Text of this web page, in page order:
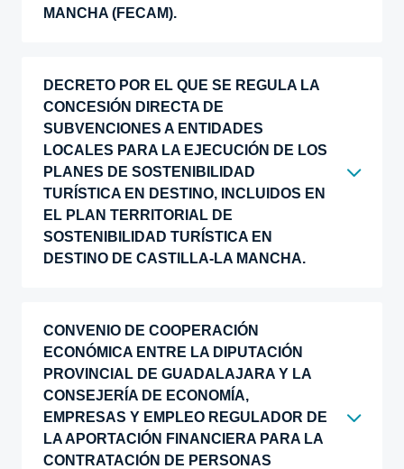
MANCHA (FECAM).
DECRETO POR EL QUE SE REGULA LA
CONCESIÓN DIRECTA DE
SUBVENCIONES A ENTIDADES
LOCALES PARA LA EJECUCIÓN DE LOS
PLANES DE SOSTENIBILIDAD
TURÍSTICA EN DESTINO, INCLUIDOS EN
EL PLAN TERRITORIAL DE
SOSTENIBILIDAD TURÍSTICA EN
DESTINO DE CASTILLA-LA MANCHA.
CONVENIO DE COOPERACIÓN
ECONÓMICA ENTRE LA DIPUTACIÓN
PROVINCIAL DE GUADALAJARA Y LA
CONSEJERÍA DE ECONOMÍA,
EMPRESAS Y EMPLEO REGULADOR DE
LA APORTACIÓN FINANCIERA PARA LA
CONTRATACIÓN DE PERSONAS